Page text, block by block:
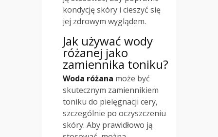
kondycję skóry i cieszyć się
jej zdrowym wyglądem.
Jak używać wody
różanej jako
zamiennika toniku?
Woda różana może być
skutecznym zamiennikiem
toniku do pielęgnacji cery,
szczególnie po oczyszczeniu
skóry. Aby prawidłowo ją